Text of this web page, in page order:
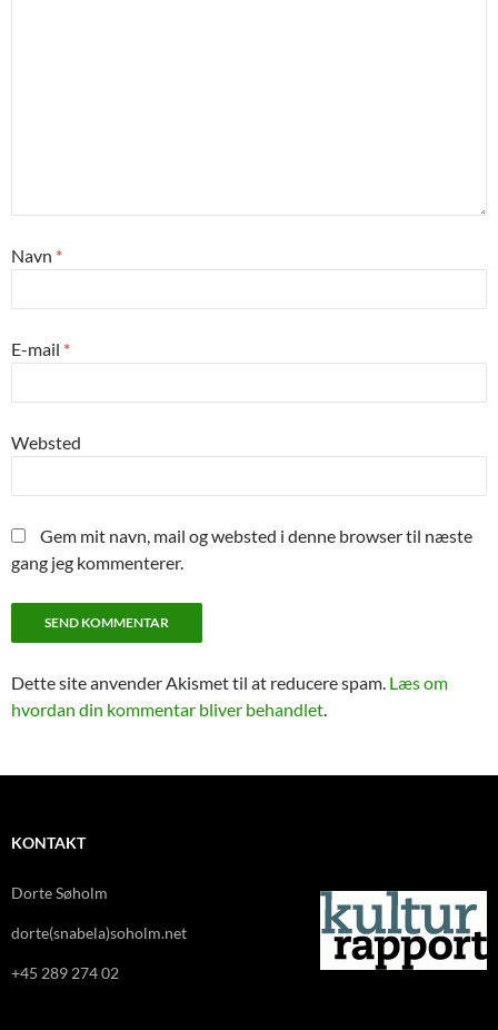
Navn *
E-mail *
Websted
Gem mit navn, mail og websted i denne browser til næste
gang jeg kommenterer.
Dette site anvender Akismet til at reducere spam. Læs om
hvordan din kommentar bliver behandlet
KONTAKT
Dorte Søholm
dorte(snabela)soholm.net
+45 289 274 02